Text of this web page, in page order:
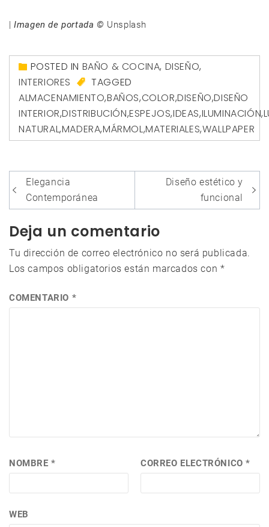
|Imagen de portada © Unsplash
POSTED IN BAÑO & COCINA, DISEÑO,
INTERIORES
TAGGED
ALMACENAMIENTO,BAÑOS,COLOR,DISEÑO,DISEÑO
INTERIOR,DISTRIBUCIÓN,ESPEJOS,IDEAS,ILUMINACIÓN,
NATURAL,MADERA,MÁRMOL,MATERIALES,WALLPAPER
Navegación
de
entradas
Elegancia
Contemporánea
Diseño estético y
funcional
Deja un comentario
Tu dirección de correo electrónico no será publicada.
Los campos obligatorios están marcados con *
COMENTARIO *
NOMBRE* CORREO ELECTRÓNICO*
WEB